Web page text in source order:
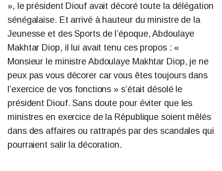
», le président Diouf avait décoré toute la délégation
sénégalaise. Et arrivé à hauteur du ministre de la
Jeunesse et des Sports de l’époque, Abdoulaye
Makhtar Diop, il lui avait tenu ces propos : «
Monsieur le ministre Abdoulaye Makhtar Diop, je ne
peux pas vous décorer car vous êtes toujours dans
l’exercice de vos fonctions » s’était désolé le
président Diouf. Sans doute pour éviter que les
ministres en exercice de la République soient mêlés
dans des affaires ou rattrapés par des scandales qui
pourraient salir la décoration.